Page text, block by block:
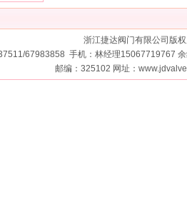
浙江捷达阀门有限公司版
67983858 手机：林经理15067719767
邮编：325102 网址：